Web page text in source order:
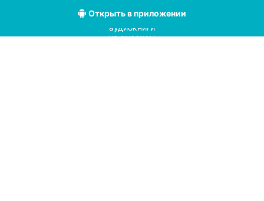
Открытьв приложении
Лучшие
аудиокниги
на русском